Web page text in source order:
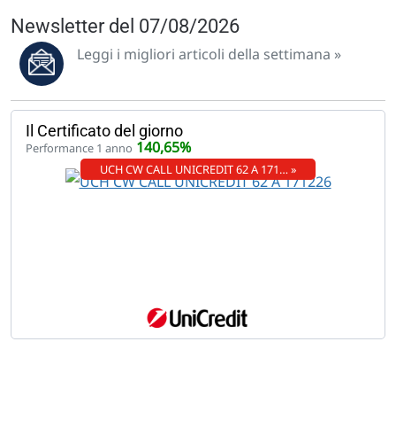
Newsletter del 07/08/2026
Leggi i migliori articoli della settimana »
Il Certificato del giorno
Performance 1 anno 140,65%
UCH CW CALL UNICREDIT 62 A 171… »